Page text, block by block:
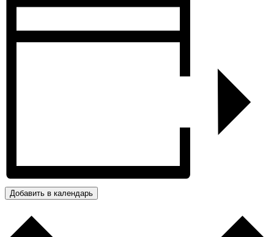
Добавить в календарь